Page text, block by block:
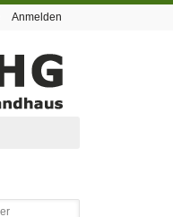
Anmelden